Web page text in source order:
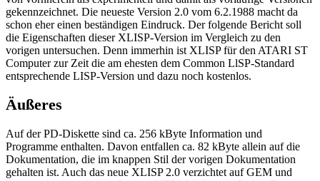
gekennzeichnet. Die neueste Version 2.0 vom 6.2.1988 macht da
schon eher einen beständigen Eindruck. Der folgende Bericht soll
die Eigenschaften dieser XLISP-Version im Vergleich zu den
vorigen untersuchen. Denn immerhin ist XLISP für den ATARI ST
Computer zur Zeit die am ehesten dem Common LlSP-Standard
entsprechende LISP-Version und dazu noch kostenlos.
Äußeres
Auf der PD-Diskette sind ca. 256 kByte Information und
Programme enthalten. Davon entfallen ca. 82 kByte allein auf die
Dokumentation, die im knappen Stil der vorigen Dokumentation
gehalten ist. Auch das neue XLISP 2.0 verzichtet auf GEM und